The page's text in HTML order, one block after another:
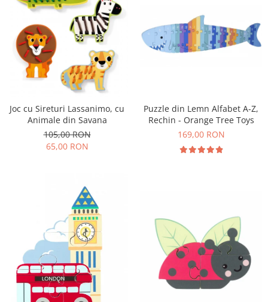
Joc cu Sireturi Lassanimo, cu
Animale din Savana
105,00 RON
65,00 RON
Puzzle din Lemn Alfabet A-Z,
Rechin - Orange Tree Toys
169,00 RON